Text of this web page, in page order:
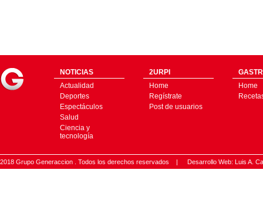
NOTICIAS
Actualidad
Deportes
Espectáculos
Salud
Ciencia y
tecnología
2URPI
Home
Regístrate
Post de usuarios
Home
2018 Grupo Generaccion . Todos los derechos reservados | Desarrollo Web: Luis